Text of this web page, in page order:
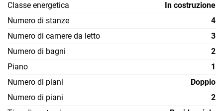
Classe energetica
In costruzione
Numero di stanze
4
Numero di camere da letto
3
Numero di bagni
2
Piano
1
Numero di piani
Doppio
Numero di piani
2